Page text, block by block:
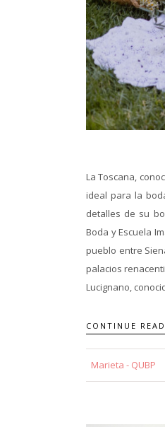
La Toscana,
ideal para la
detalles de su
Boda y Escuela
pueblo entre
palacios
Lucignano,
CONTINUE
Marieta - QUBP